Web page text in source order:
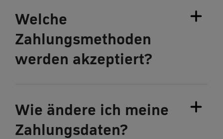
Welche
Zahlungsmethoden
werden akzeptiert?
Wie ändere ich meine
Zahlungsdaten?